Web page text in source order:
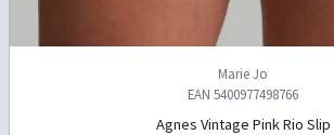
Marie Jo
EAN 5400977498766
Agnes Vintage Pink Rio Slip